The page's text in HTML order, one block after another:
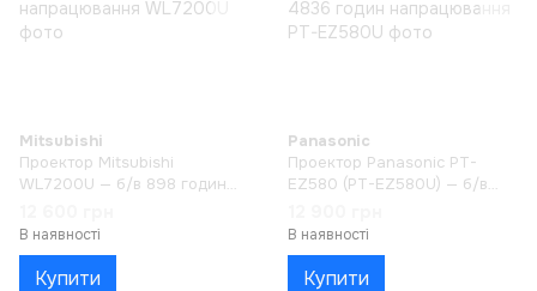
Mitsubishi
Проектор Mitsubishi
WL7200U — б/в 898 годин
В наявності
Купити
Panasonic
Проектор Panasonic PT-
EZ580 (PT-EZ580U) — б/в
В наявності
Купити